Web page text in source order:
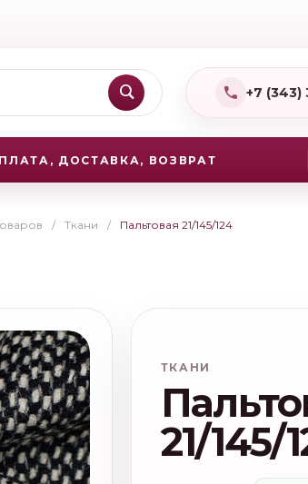
+7 (343)
7(931)
ДОСТАВКА, ВОЗВРАТ
/ Ткани / Пальтовая 21/145/124
ТКАНИ
21/145/